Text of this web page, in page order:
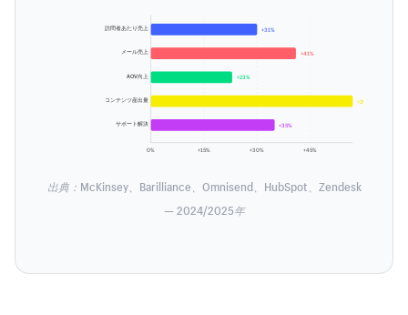
0% +15% +30% +45%
訪問者あたり売上 +31%
メール売上 +41%
AOV向上 +23%
コンテンツ産出量 +200%
サポート解決 +35%
出典：McKinsey、Barilliance、Omnisend、HubSpot、Zendesk
— 2024/2025年